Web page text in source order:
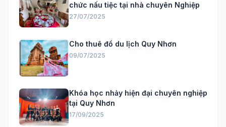
chức nấu tiệc tại nhà chuyên Nghiệp
27/07/2025
Cho thuê đồ du lịch Quy Nhơn
09/07/2025
Khóa học nhảy hiện đại chuyên nghiệp
tại Quy Nhơn
17/09/2025